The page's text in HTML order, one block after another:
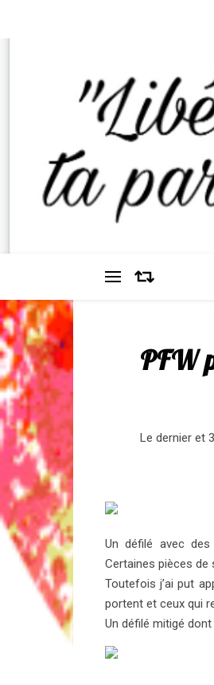
PFW
Le dernier et
Un défilé avec
Certaines pièces de
Toutefois j’ai put
portent et ceux qui
Un défilé mitigé